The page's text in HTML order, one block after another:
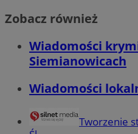
Zobacz również
Wiadomości
Siemianowicach
Wiadomości
Tworzenie